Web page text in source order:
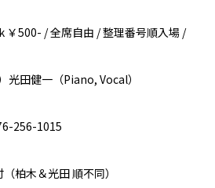
￥500- / 全席自由 / 整理番号順入場 /
光田健一（Piano, Vocal）
256-1015
柏木＆光田 順不同）